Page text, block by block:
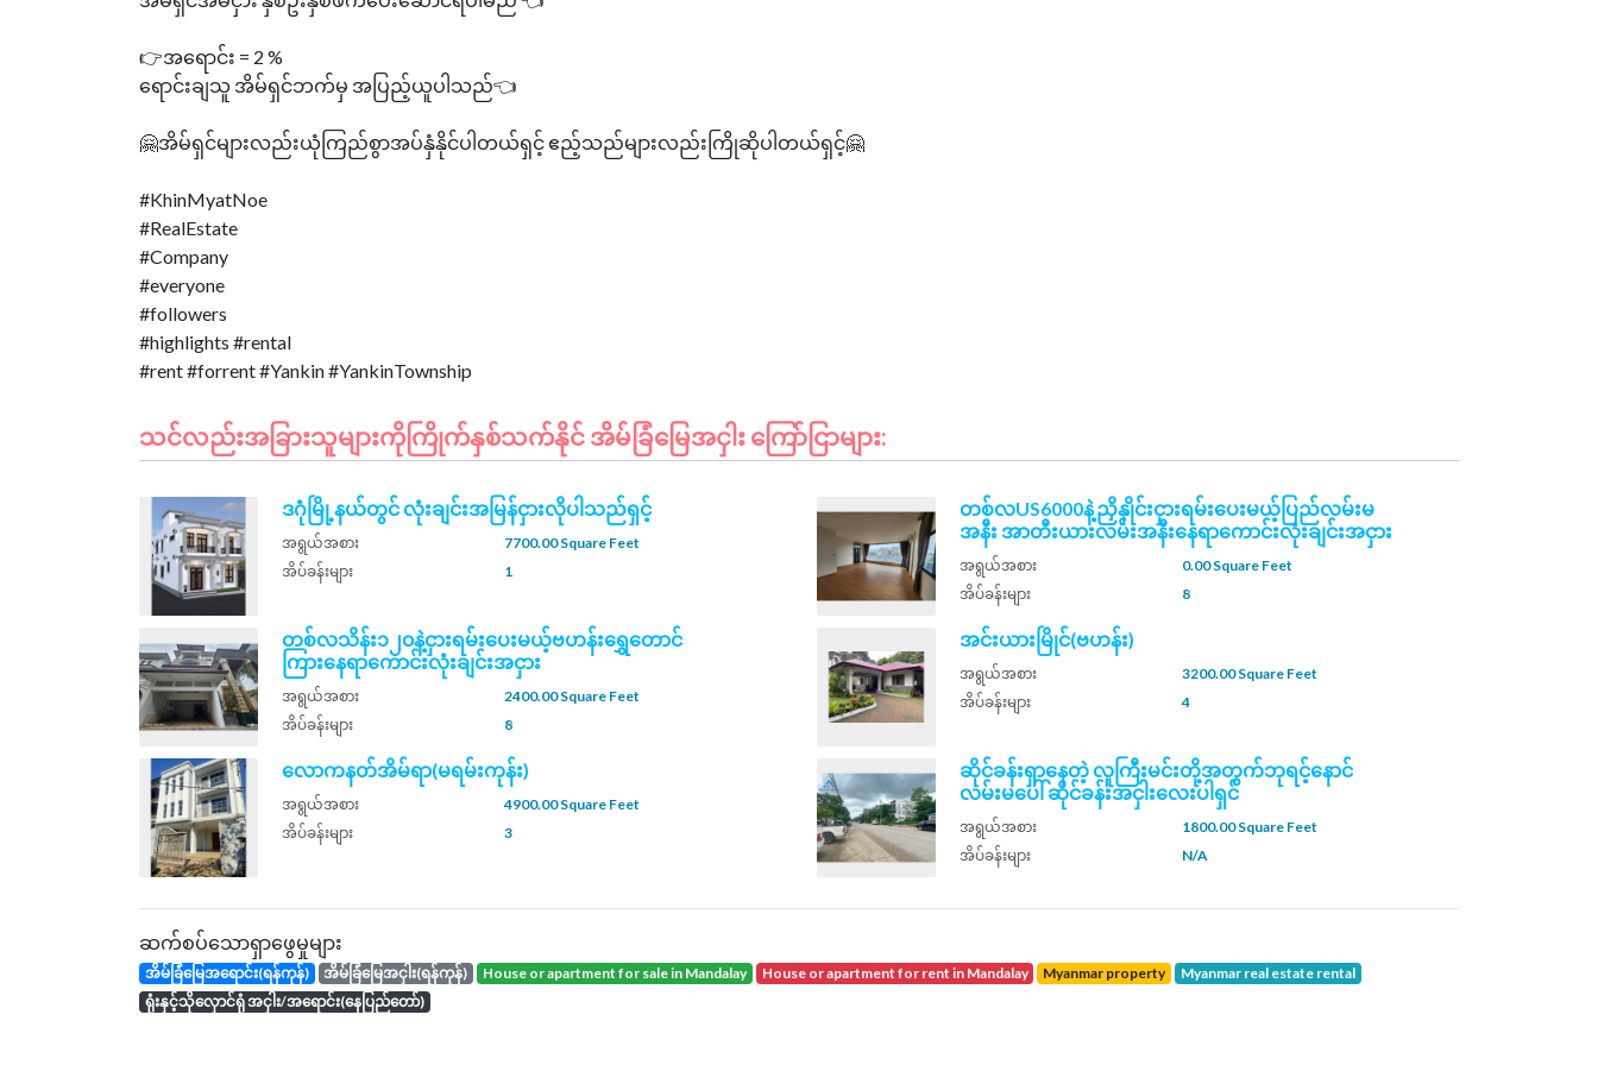
👉အရောင်း = 2 %
ရောင်းချသူ အိမ်ရှင်ဘက်မှ အပြည့်ယူပါသည်👈
🤗အိမ်ရှင်များလည်းယုံကြည်စွာအပ်နှံနိုင်ပါတယ်ရှင့် ဧည့်သည်များလည်းကြိုဆိုပါတယ်ရှင့်🤗
#KhinMyatNoe
#RealEstate
#Company
#everyone
#followers
#highlights #rental
သင်လည်းအခြားသူများကိုကြိုက်နှစ်သက်နိုင် အိမ်ခြံမြေအငှါး ကြော်ငြာများ:
ဒဂုံမြို့နယ်တွင် လုံးချင်းအမြန်ငှားလိုပါသည်ရှင့်
အရွယ်အစား
7700.00 Square Feet
အိပ်ခန်းများ
1
တစ်လUS6000နဲ့ညှိနှိုင်းငှားရမ်းပေးမယ့်ပြည်လမ်းမ
အနီး အာတီးယားလမ်းအနီးနေရာကောင်းလုံးချင်းအငှား
အရွယ်အစား
0.00 Square Feet
အိပ်ခန်းများ
8
တစ်လသိန်း၁၂၀နဲ့ငှားရမ်းပေးမယ့်ဗဟန်းရွှေတောင်
ကြားနေရာကောင်းလုံးချင်းအငှား
အရွယ်အစား
2400.00 Square Feet
အိပ်ခန်းများ
8
အင်းယားမြိုင်(ဗဟန်း)
အရွယ်အစား
3200.00 Square Feet
အိပ်ခန်းများ
4
လောကနတ်အိမ်ရာ(မရမ်းကုန်း)
အရွယ်အစား
4900.00 Square Feet
အိပ်ခန်းများ
3
ဆိုင်ခန်းရှာနေတဲ့ လူကြီးမင်းတို့အတွက်ဘုရင့်နောင်
လမ်းမပေါ် ဆိုင်ခန်းအငှါးလေးပါရှင်
အရွယ်အစား
1800.00 Square Feet
အိပ်ခန်းများ
N/A
ဆက်စပ်သောရှာဖွေမှုများ
အိမ်ခြံမြေအရောင်း(ရန်ကုန်) အိမ်ခြံမြေအငှါး(ရန်ကုန်) house or apartment for sale in Mandalay house or apartment for rent in Mandalay Myanmar property
Myanmar real estate rental
ရုံးနှင့်သိုလှောင်ရုံ အငှါး/အရောင်း(နေပြည်တော်)